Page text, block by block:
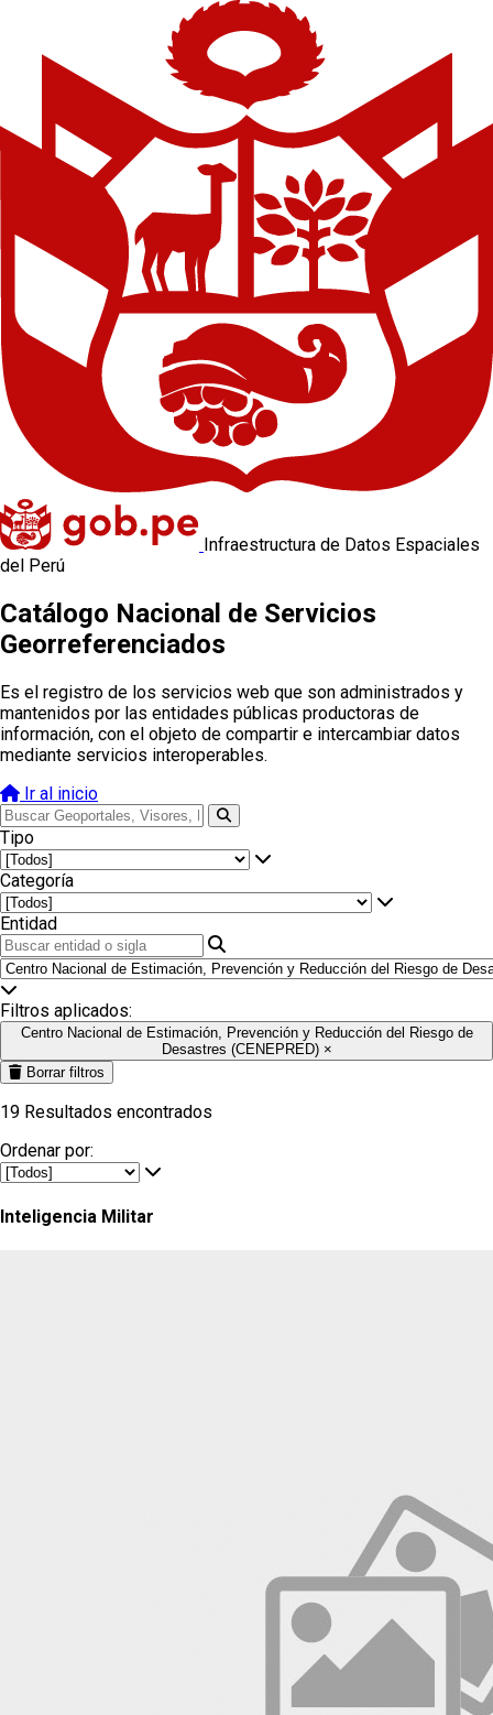
Infraestructura de Datos Espaciales
del Perú
Catálogo Nacional de Servicios
Georreferenciados
Es el registro de los servicios web que son administrados y
mantenidos por las entidades públicas productoras de
información, con el objeto de compartir e intercambiar datos
mediante servicios interoperables.
Ir al inicio
Tipo
Categoría
Entidad
Filtros aplicados:
Centro Nacional de Estimación, Prevención y Reducción del Riesgo de
Desastres (CENEPRED) ×
Borrar filtros
19 Resultados encontrados
Ordenar por:
Inteligencia Militar